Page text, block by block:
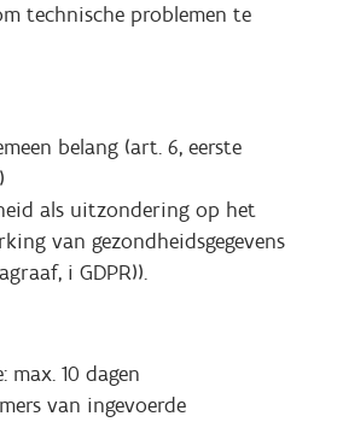
technische problemen te
belang (art. 6, eerste
als uitzondering op het
van gezondheidsgegevens
i GDPR)).
10 dagen
van ingevoerde